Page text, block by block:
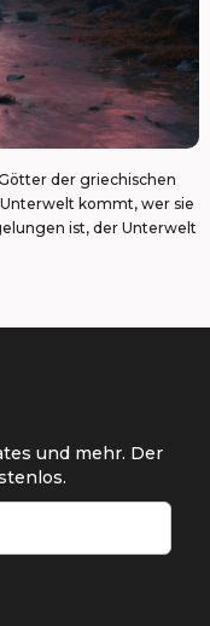
der griechischen
kommt, wer sie
ist, der Unterwelt
und mehr. Der